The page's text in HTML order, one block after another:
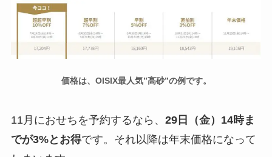
価格は、OISIX最人気”高砂”の例です。
11月におせちを予約するなら、 29日（金）14時ま
でが3%とお得です。それ以降は年末価格になって